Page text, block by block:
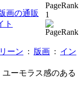
画の通販
PageRank
1
ーン : 版画 : イン
ーモラス感のある